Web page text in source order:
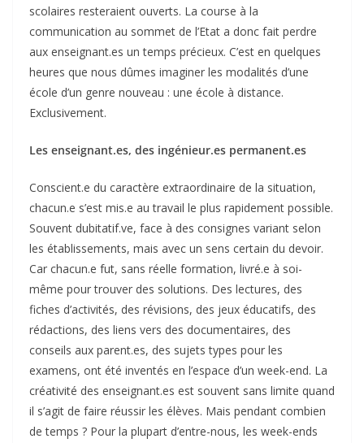
scolaires resteraient ouverts. La course à la
communication au sommet de l’Etat a donc fait perdre
aux enseignant.es un temps précieux. C’est en quelques
heures que nous dûmes imaginer les modalités d’une
école d’un genre nouveau : une école à distance.
Exclusivement.
Les enseignant.es, des ingénieur.es permanent.es
Conscient.e du caractère extraordinaire de la situation,
chacun.e s’est mis.e au travail le plus rapidement possible.
Souvent dubitatif.ve, face à des consignes variant selon
les établissements, mais avec un sens certain du devoir.
Car chacun.e fut, sans réelle formation, livré.e à soi-
même pour trouver des solutions. Des lectures, des
fiches d’activités, des révisions, des jeux éducatifs, des
rédactions, des liens vers des documentaires, des
conseils aux parent.es, des sujets types pour les
examens, ont été inventés en l’espace d’un week-end. La
créativité des enseignant.es est souvent sans limite quand
il s’agit de faire réussir les élèves. Mais pendant combien
de temps ? Pour la plupart d’entre-nous, les week-ends